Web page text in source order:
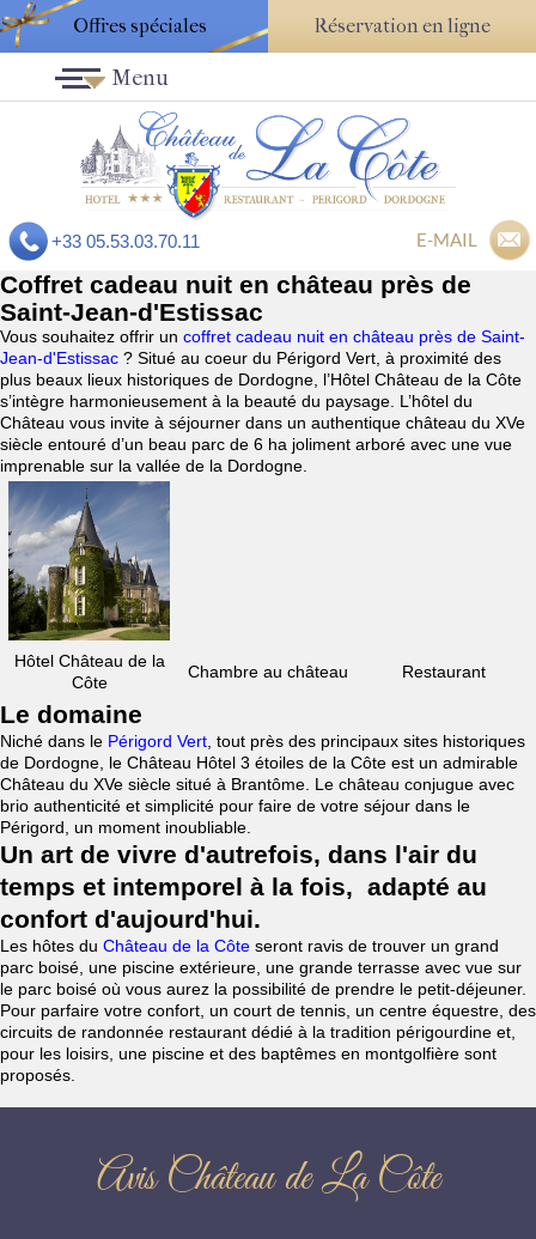
Offres spéciales Réservation en ligne
+33 05.53.03.70.11 E-MAIL
Menu
Coffret cadeau nuit en château près de
Saint-Jean-d'Estissac
Vous souhaitez offrir un coffret cadeau nuit en château près de Saint-
Jean-d'Estissac ? Situé au coeur du Périgord Vert, à proximité des
plus beaux lieux historiques de Dordogne, l’Hôtel Château de la Côte
s’intègre harmonieusement à la beauté du paysage. L’hôtel du
Château vous invite à séjourner dans un authentique château du XVe
siècle entouré d’un beau parc de 6 ha joliment arboré avec une vue
imprenable sur la vallée de la Dordogne.
Hôtel Château de la
Côte
Chambre au château Restaurant
Le domaine
Niché dans le Périgord Vert , tout près des principaux sites historiques
de Dordogne, le Château Hôtel 3 étoiles de la Côte est un admirable
Château du XVe siècle situé à Brantôme. Le château conjugue avec
brio authenticité et simplicité pour faire de votre séjour dans le
Périgord, un moment inoubliable.
Un art de vivre d'autrefois, dans l'air du
temps et intemporel à la fois, adapté au
confort d'aujourd'hui.
Les hôtes du Château de la Côte seront ravis de trouver un grand
parc boisé, une piscine extérieure, une grande terrasse avec vue sur
le parc boisé où vous aurez la possibilité de prendre le petit-déjeuner.
Pour parfaire votre confort, un court de tennis, un centre équestre, des
circuits de randonnée restaurant dédié à la tradition périgourdine et,
pour les loisirs, une piscine et des baptêmes en montgolfière sont
proposés.
Avis Château de La Côte